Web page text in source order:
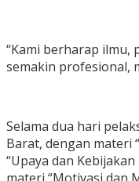
“Kami berharap ilmu,
semakin profesional,
Selama dua hari
Barat, dengan materi
“Upaya dan